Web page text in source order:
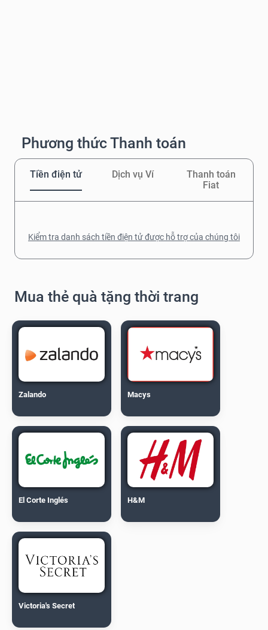
Phương thức Thanh toán
Tiền điện tử Dịch vụ Ví
Thanh toán
Fiat
Kiểm tra danh sách tiền điện tử được hỗ trợ của chúng tôi
Mua thẻ quà tặng thời trang
Zalando Macys
El Corte Inglés H&M
Victoria's Secret